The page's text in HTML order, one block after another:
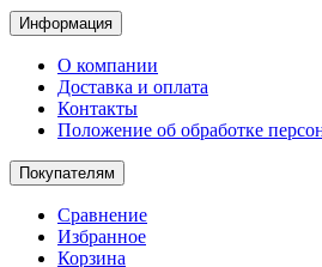
Информация
О компании
Доставка и оплата
Контакты
Положение об обработке
Покупателям
Сравнение
Избранное
Корзина